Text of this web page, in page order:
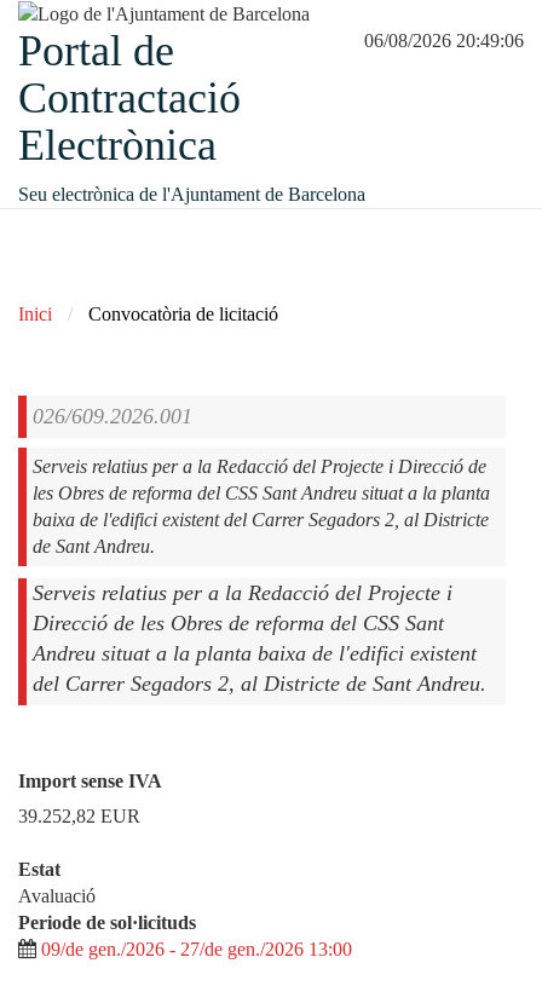
06/08/2026 20:49:06
Portal de
Contractació
Electrònica
Seu electrònica de l'Ajuntament de Barcelona
Inici Convocatòria de licitació
026/609.2026.001
Serveis relatius per a la Redacció del Projecte i Direcció de
les Obres de reforma del CSS Sant Andreu situat a la planta
baixa de l'edifici existent del Carrer Segadors 2, al Districte
de Sant Andreu.
Serveis relatius per a la Redacció del Projecte i
Direcció de les Obres de reforma del CSS Sant
Andreu situat a la planta baixa de l'edifici existent
del Carrer Segadors 2, al Districte de Sant Andreu.
Import sense IVA
39.252,82 EUR
Estat
Avaluació
Periode de sol·licituds
09/de gen./2026 - 27/de gen./2026 13:00